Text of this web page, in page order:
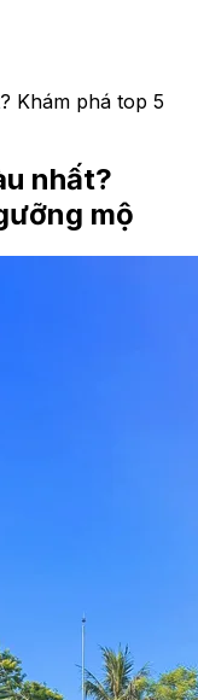
Khám phá top 5
nhất?
mộ